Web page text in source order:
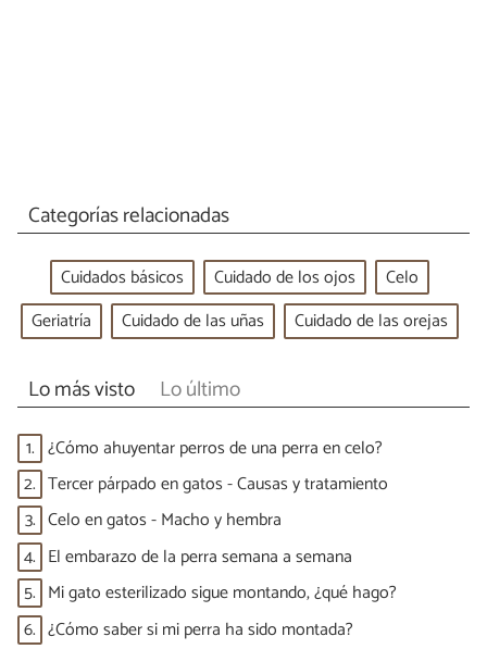
Categorías relacionadas
Cuidados básicos Cuidado de los ojos
Celo
Geriatría
Cuidado de las uñas Cuidado de las orejas
Lo más visto Lo último
1. ¿Cómo ahuyentar perros de una perra en celo?
2. Tercer párpado en gatos - Causas y tratamiento
3. Celo en gatos - Macho y hembra
4. El embarazo de la perra semana a semana
5. Mi gato esterilizado sigue montando, ¿qué hago?
6. ¿Cómo saber si mi perra ha sido montada?